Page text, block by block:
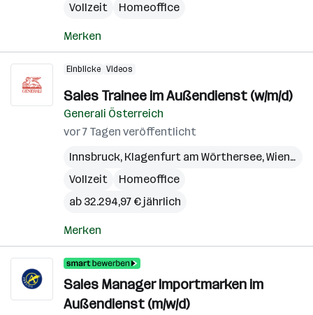
Vollzeit
Homeoffice
Merken
Einblicke Videos
Sales Trainee im Außendienst (w/m/d)
Generali Österreich
vor 7 Tagen veröffentlicht
Innsbruck, Klagenfurt am Wörthersee,Wien,
Vollzeit
Homeoffice
ab 32.294,97 € jährlich
Merken
Sales Manager Importmarken im
Außendienst (m/w/d)